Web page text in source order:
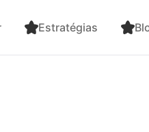
Estratégias